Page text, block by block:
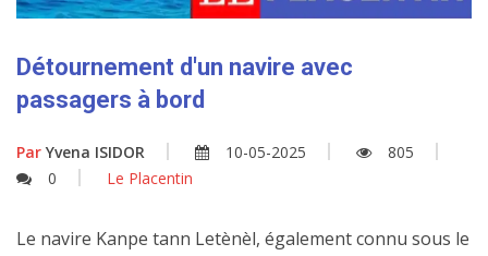
Détournement d'un navire avec
passagers à bord
Par Yvena ISIDOR 10-05-2025
805
0
Le Placentin
Le navire Kanpe tann Letènèl, également connu sous le